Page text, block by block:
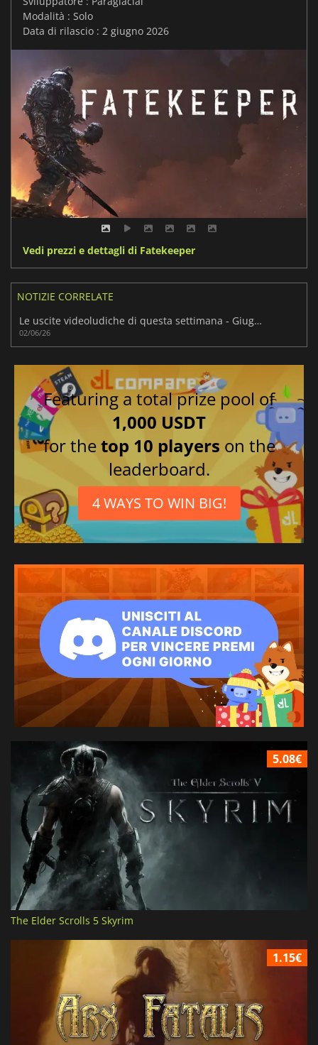
Modalità : Solo
Data di rilascio : 2 giugno 2026
Vedi prezzi e dettagli di Fatekeeper
NOTIZIE CORRELATE
Le uscite videoludiche di questa settimana - Giugno 2026 (Settimana 23)
02/06/26
Featuring a total prize pool of
1,000 USDT
for thetop 10 players on the
leaderboard.
4 WAYS TO WIN BIG!
5.08€
The Elder Scrolls 5 Skyrim
1.15€